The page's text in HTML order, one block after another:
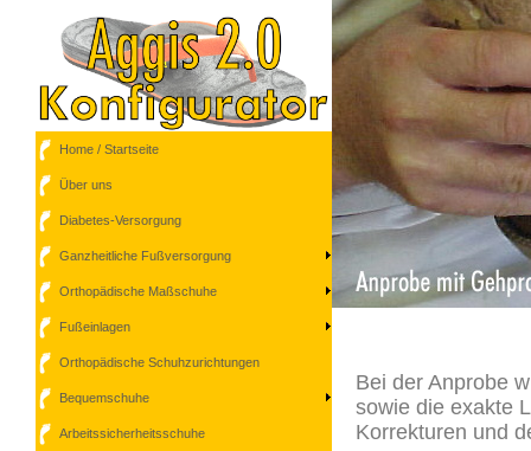
Home / Startseite
Über uns
Diabetes-Versorgung
Ganzheitliche Fußversorgung
Orthopädische Maßschuhe
Fußeinlagen
Orthopädische Schuhzurichtungen
Bequemschuhe
Arbeitssicherheitsschuhe
Bei der Anprobe
sowie die exakte
Korrekturen und